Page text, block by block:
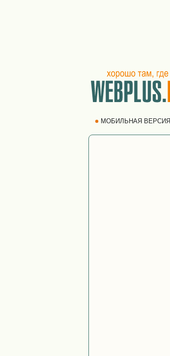
МОБИЛЬНАЯ ВЕРСИЯ